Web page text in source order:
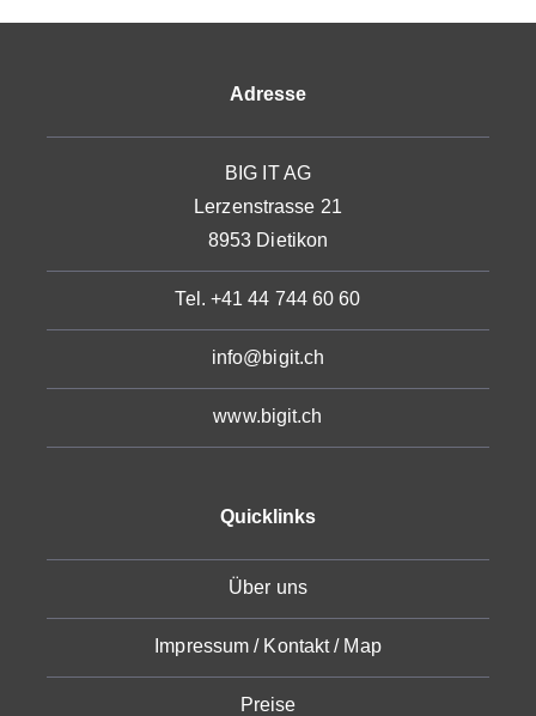
Adresse
BIG IT AG
Lerzenstrasse 21
8953 Dietikon
Tel. +41 44 744 60 60
info@bigit.ch
www.bigit.ch
Quicklinks
Über uns
Impressum / Kontakt / Map
Preise